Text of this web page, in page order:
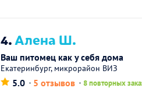
4.Алена Ш.
Ваш питомец как у себя дома
Екатеринбург, микрорайон ВИЗ
5.0 5 отзывов 8 повторных